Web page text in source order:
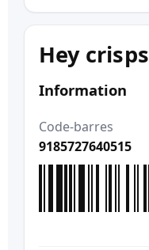
Hey crisps
Information
Code-barres
9185727640515